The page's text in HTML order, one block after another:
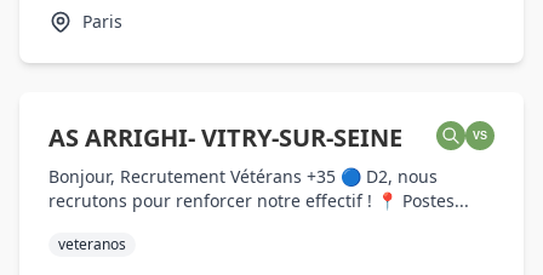
Paris
AS ARRIGHI- VITRY-SUR-SEINE VS
Bonjour, Recrutement Vétérans +35 🔵 D2, nous
recrutons pour renforcer notre effectif ! 📍 Postes...
veteranos